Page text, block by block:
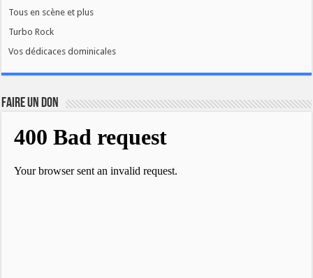
Tous en scène et plus
Turbo Rock
Vos dédicaces dominicales
FAIRE UN DON